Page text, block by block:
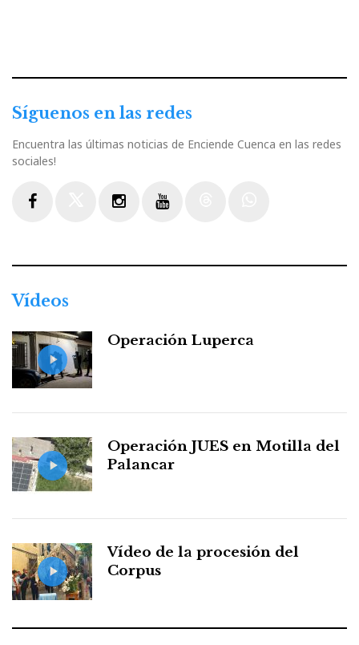
Síguenos en las redes
Encuentra las últimas noticias de Enciende Cuenca en las redes
sociales!
Vídeos
Operación Luperca
Operación JUES en Motilla del
Palancar
Vídeo de la procesión del
Corpus